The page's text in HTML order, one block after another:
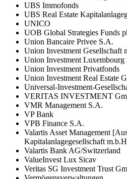
UBS Immofonds
UBS Real Estate
UNICO
UOB Global Strategies Funds pl
Union Bancaire Privee S.A.
Union Investment Gesellschaft
Union Investment Luxembourg
Union Investment Privatfonds
Union Investment Real Estate
Universal-Investment-
VERITAS INVESTMENT
VMR Management S.A.
VP Bank
VPB Finance S.A.
Valartis Asset Management
Kapitalanlagegesellschaft
Valartis Bank AG/Switzerland
ValueInvest Lux Sicav
Veritas SG Investment Trust Gm